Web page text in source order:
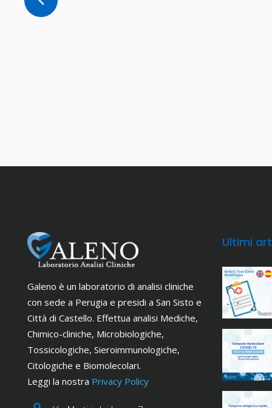
Galeno è un laboratorio di analisi cliniche
con sede a Perugia e presidi a San Sisto e
Città di Castello. Effettua analisi Mediche,
Chimico-cliniche, Microbiologiche,
Tossicologiche, Sieroimmunologiche,
Citologiche e Biomolecolari.
Leggi la nostra Privacy Policy
Ultimi